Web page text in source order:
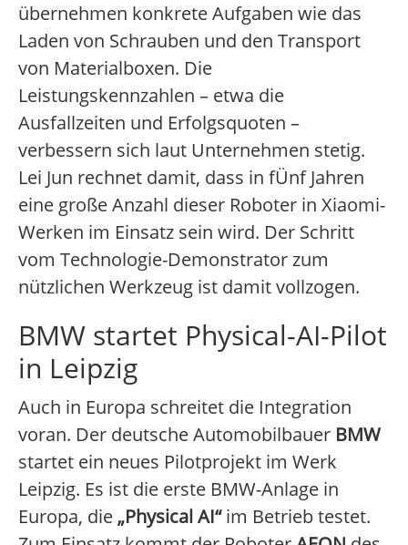
übernehmen konkrete Aufgaben wie das
Laden von Schrauben und den Transport
von Materialboxen. Die
Leistungskennzahlen – etwa die
Ausfallzeiten und Erfolgsquoten –
verbessern sich laut Unternehmen stetig.
Lei Jun rechnet damit, dass in fÜnf Jahren
eine große Anzahl dieser Roboter in Xiaomi-
Werken im Einsatz sein wird. Der Schritt
vom Technologie-Demonstrator zum
nützlichen Werkzeug ist damit vollzogen.
BMW startet Physical-AI-Pilot
in Leipzig
Auch in Europa schreitet die Integration
voran. Der deutsche Automobilbauer BMW
startet ein neues Pilotprojekt im Werk
Leipzig. Es ist die erste BMW-Anlage in
Europa, die „Physical AI“im Betrieb testet.